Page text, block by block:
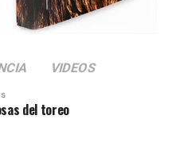
VIDEOS
del toreo